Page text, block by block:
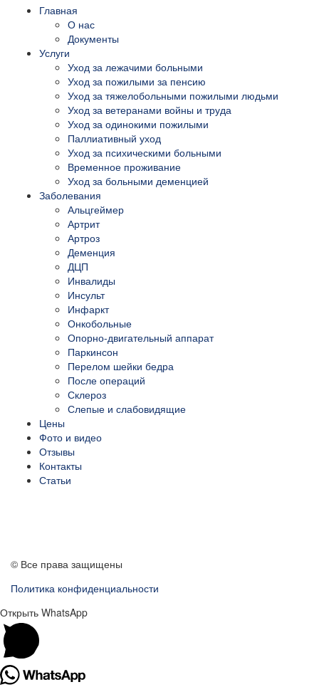
Главная
О нас
Документы
Услуги
Уход за лежачими больными
Уход за пожилыми за пенсию
Уход за тяжелобольными пожилыми людьми
Уход за ветеранами войны и труда
Уход за одинокими пожилыми
Паллиативный уход
Уход за психическими больными
Временное проживание
Уход за больными деменцией
Заболевания
Альцгеймер
Артрит
Артроз
Деменция
ДЦП
Инвалиды
Инсульт
Инфаркт
Онкобольные
Опорно-двигательный аппарат
Паркинсон
Перелом шейки бедра
После операций
Склероз
Слепые и слабовидящие
Цены
Фото и видео
Отзывы
Контакты
Статьи
© Все права защищены
Политика конфиденциальности
Открыть WhatsApp